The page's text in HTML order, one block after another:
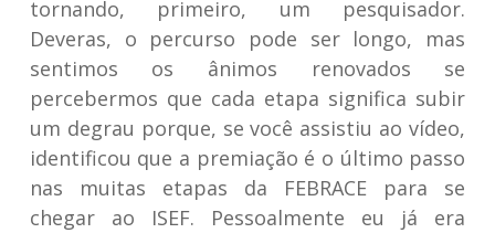
tornando, primeiro, um pesquisador.
Deveras, o percurso pode ser longo, mas
sentimos os ânimos renovados se
percebermos que cada etapa significa subir
um degrau porque, se você assistiu ao vídeo,
identificou que a premiação é o último passo
nas muitas etapas da FEBRACE para se
chegar ao ISEF. Pessoalmente eu já era